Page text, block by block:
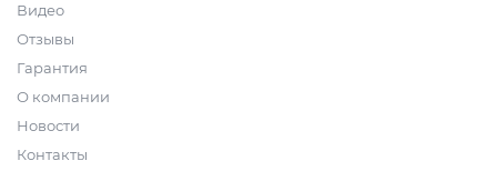
Видео
Отзывы
Гарантия
О компании
Новости
Контакты